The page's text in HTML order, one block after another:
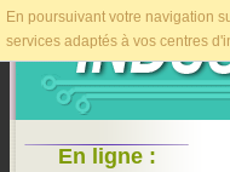
En poursuivant votre navigation
services adaptés à vos centres
En ligne :